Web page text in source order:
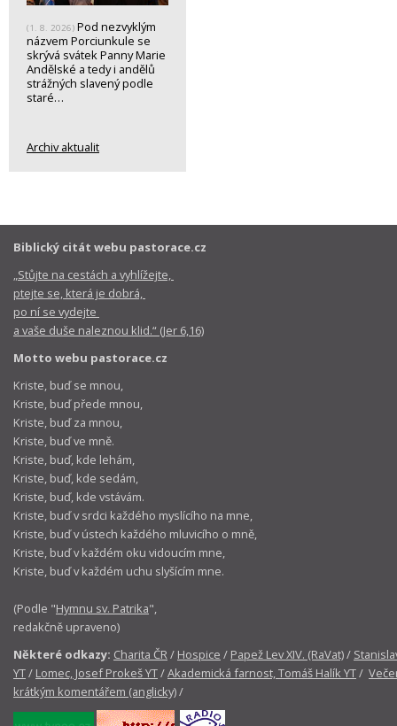
(1. 8. 2026) Pod nezvyklým
názvem Porciunkule se
skrývá svátek Panny Marie
Andělské a tedy i andělů
strážných slavený podle
staré…
Archiv aktualit
Biblický citát webu pastorace.cz
„Stůjte na cestách a vyhlížejte,
ptejte se, která je dobrá,
po ní se vydejte
a vaše duše naleznou klid.“ (Jer 6,16)
Motto webu pastorace.cz
Kriste, buď se mnou,
Kriste, buď přede mnou,
Kriste, buď za mnou,
Kriste, buď ve mně.
Kriste, buď, kde lehám,
Kriste, buď, kde sedám,
Kriste, buď, kde vstávám.
Kriste, buď v srdci každého myslícího na mne,
Kriste, buď v ústech každého mluvicího o mně,
Kriste, buď v každém oku vidoucím mne,
Kriste, buď v každém uchu slyšícím mne.
(Podle "Hymnu sv. Patrika",
redakčně upraveno)
Některé odkazy: Charita ČR/ Hospice / Papež Lev XIV. (RaVat)/
YT/ Lomec, Josef Prokeš YT/Akademická farnost, Tomáš Halík YT/
krátkým komentářem (anglicky)/